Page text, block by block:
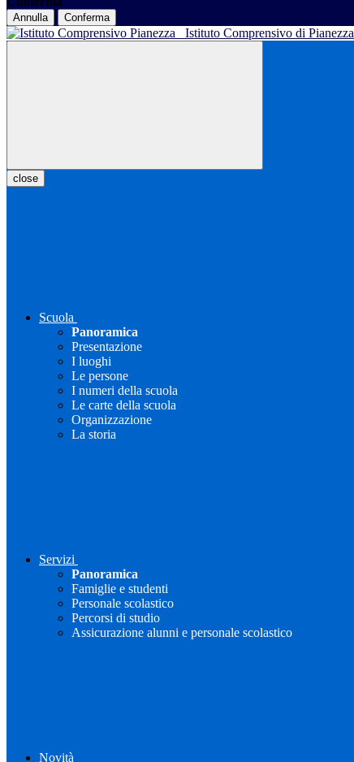
Annulla Conferma
Istituto Comprensivo di Pianezza
close
Scuola
Panoramica
Presentazione
I luoghi
Le persone
I numeri della scuola
Le carte della scuola
Organizzazione
La storia
Servizi
Panoramica
Famiglie e studenti
Personale scolastico
Percorsi di studio
Assicurazione alunni e personale scolastico
Novità